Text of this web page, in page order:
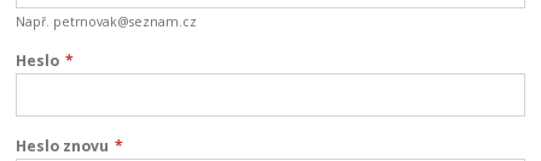
Např. petrnovak@seznam.cz
Heslo *
Heslo znovu *